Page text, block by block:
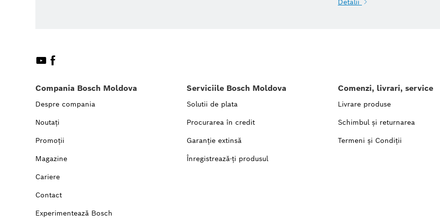
Detalii
Compania Bosch Moldova
Despre compania
Noutați
Promoții
Magazine
Cariere
Contact
Experimentează Bosch
Serviciile Bosch Moldova
Solutii de plata
Procurarea în credit
Garanție extinsă
Înregistrează-ți produsul
Comenzi, livrari, service
Livrare produse
Schimbul și returnarea
Termeni și Condiții